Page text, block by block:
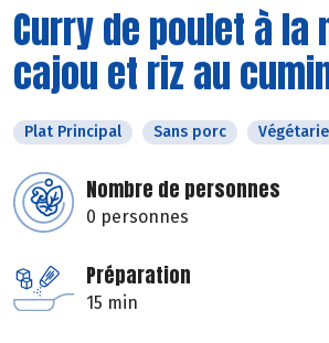
Curry de poulet à la
cajou et riz au
Plat Principal Sans porc
Nombre de personnes
0 personnes
Préparation
15 min